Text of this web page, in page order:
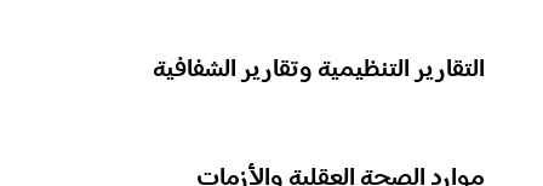
التقارير التنظيمية وتقارير الشفافية
موارد الصحة العقلية والأزمات